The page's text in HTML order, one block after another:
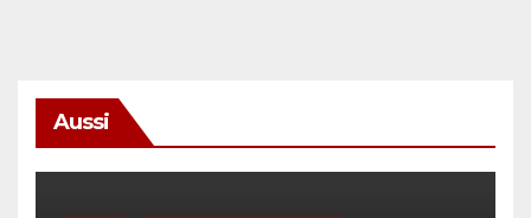
Aussi